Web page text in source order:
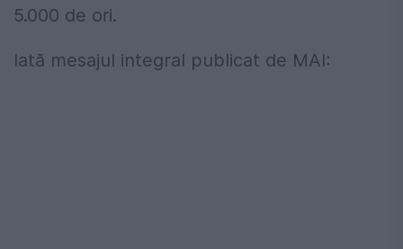
5.000 de ori.
Iată mesajul integral publicat de MAI: